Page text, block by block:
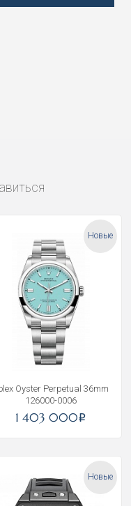
Новые
Oyster Perpetual 36mm
126000-0006
1 403 000i
Новые